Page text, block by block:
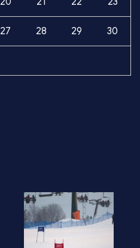
27 28 29 30